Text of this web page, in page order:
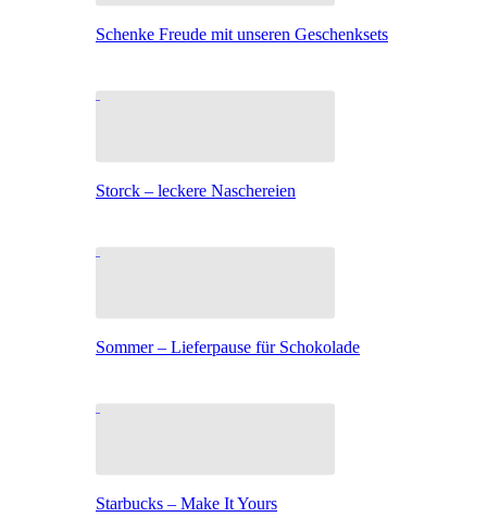
Schenke Freude mit unseren Geschenksets
Storck – leckere Naschereien
Sommer – Lieferpause für Schokolade
Starbucks – Make It Yours